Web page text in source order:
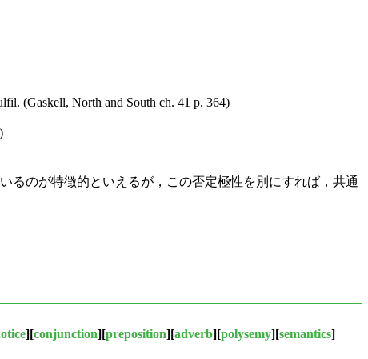
(Gaskell, North and South ch. 41 p. 364)
るのが特徴的といえるが，この否定極性を別にすれば，共通
][conjunction][preposition][adverb][polysemy][semantics]